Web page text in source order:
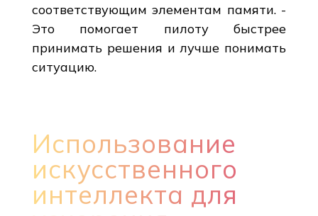
соответствующим элементам памяти. -
Это помогает пилоту быстрее
принимать решения и лучше понимать
ситуацию.
Использование
искусственного
интеллекта для